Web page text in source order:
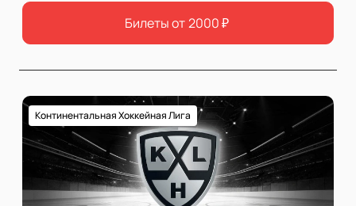
Билеты от 2000₽
Континентальная Хоккейная Лига